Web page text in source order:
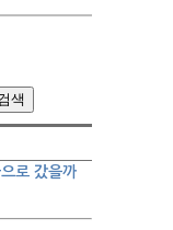
색
로 갔을까